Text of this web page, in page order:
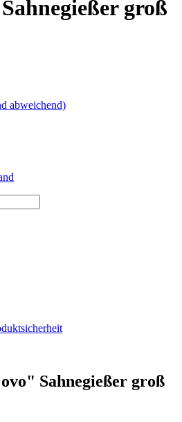
groß
abweichend)
Sahnegießer groß